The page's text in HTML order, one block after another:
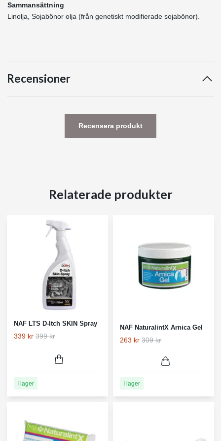
Sammansättning
Linolja, Sojabönor olja (från genetiskt modifierade sojabönor).
Recensioner
Recensera produkt
Relaterade produkter
NAF LTS D-Itch SKIN Spray
339 kr 399 kr
I lager
NAF NaturalintX Arnica Gel
263 kr 309 kr
I lager